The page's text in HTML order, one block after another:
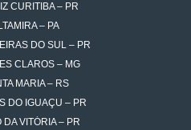
CURITIBA – PR
– PA
DO SUL – PR
CLAROS – MG
MARIA – RS
DO IGUAÇU – PR
DA VITÓRIA – PR